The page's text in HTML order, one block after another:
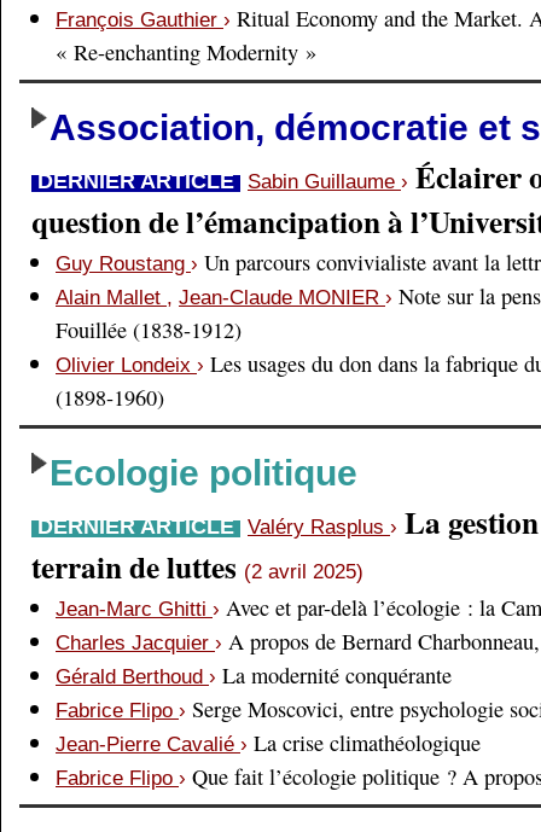
François Gauthier › Ritual Economy and the Market.
« Re-enchanting Modernity »
Association, démocratie et
DERNIER ARTICLE Sabin Guillaume › Éclairer
question de l’émancipation à
Guy Roustang › Un parcours convivialiste avant la
Alain Mallet , Jean-Claude MONIER › Note sur la
Fouillée (1838-1912)
Olivier Londeix › Les usages du don dans la fabrique
(1898-1960)
Ecologie politique
DERNIER ARTICLE Valéry Rasplus › La
terrain de luttes (2 avril 2025)
Jean-Marc Ghitti › Avec et par-delà l’écologie : la
Charles Jacquier › A propos de Bernard
Gérald Berthoud › La modernité conquérante
Fabrice Flipo › Serge Moscovici, entre psychologie
Jean-Pierre Cavalié › La crise climathéologique
Fabrice Flipo › Que fait l’écologie politique ? A